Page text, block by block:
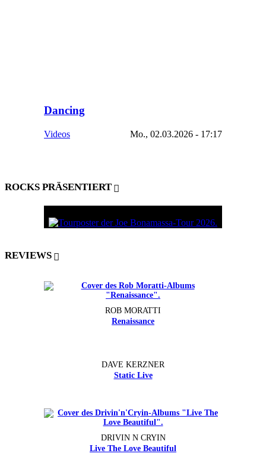
Dancing
Videos Mo., 02.03.2026 - 17:17
ROCKS PRÄSENTIERT
REVIEWS
ROB MORATTI
Renaissance
DAVE KERZNER
Static Live
DRIVIN N CRYIN
Live The Love Beautiful